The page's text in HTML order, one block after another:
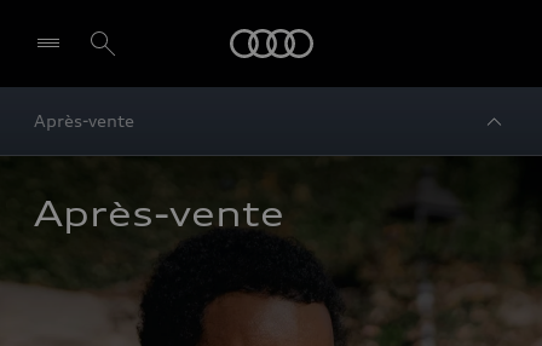
Après-vente
Après-vente